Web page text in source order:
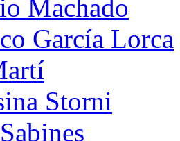
Machado
García Lorca
Storni